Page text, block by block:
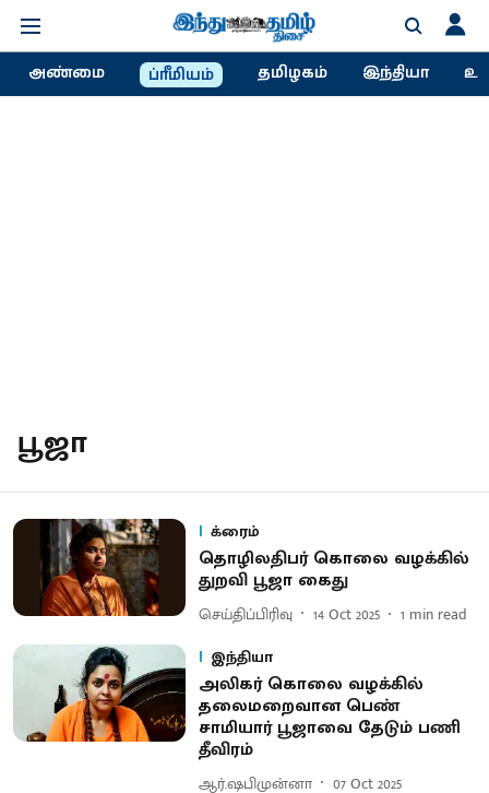
அண்மை ப்ரீமியம் தமிழகம் இந்தியா
பூஜா
க்ரைம்
தொழிலதிபர் கொலை வழக்கில்
துறவி பூஜா கைது
செய்திப்பிரிவு 14 Oct 2025 1 min read
இந்தியா
அலிகர் கொலை வழக்கில்
தலைமறைவான பெண்
சாமியார் பூஜாவை தேடும் பணி
தீவிரம்
ஆர்.ஷபிமுன்னா
07 Oct 2025